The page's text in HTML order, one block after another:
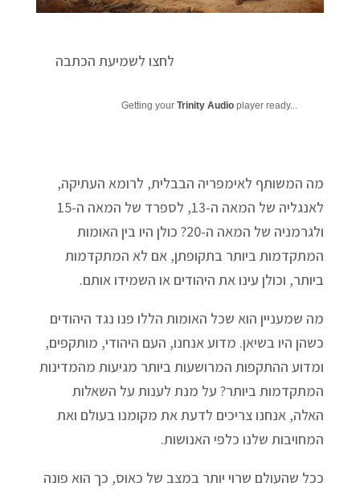
לחצו לשמיעת הכתבה
Getting yourTrinity Audio player ready...
מה המשותף לאימפריה הבבלית, לרומא העתיקה,
לאנגליה של המאה ה-13, לספרד של המאה ה-15
ולגרמניה של המאה ה-20? כולן היו בין האומות
המתקדמות ביותר בתקופתן, אם לא המתקדמות
ביותר, וכולן עינו את היהודים או השמידו אותם.
מה שמעניין הוא שכל האומות הללו פנו נגד היהודים
כשהן היו בשיאן. מדוע אנחנו, העם היהודי, מותקפים,
ומדוע ההתקפות המרושעות ביותר מגיעות מהמדינות
המתקדמות ביותר? על מנת לענות על השאלות
האלה, אנחנו צריכים לדעת את מקומנו בעולם ואת
המחויבות שלנו כלפי האנושות.
ככל שהעולם שרוי יותר במצב של כאוס, כך הוא פונה